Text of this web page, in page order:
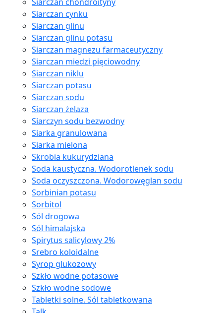
Siarczan cynku
Siarczan glinu
Siarczan glinu potasu
Siarczan magnezu farmaceutyczny
Siarczan miedzi pięciowodny
Siarczan niklu
Siarczan potasu
Siarczan sodu
Siarczan żelaza
Siarczyn sodu bezwodny
Siarka granulowana
Siarka mielona
Skrobia kukurydziana
Soda kaustyczna. Wodorotlenek sodu
Soda oczyszczona. Wodorowęglan sodu
Sorbinian potasu
Sorbitol
Sól drogowa
Sól himalajska
Spirytus salicylowy 2%
Srebro koloidalne
Syrop glukozowy
Szkło wodne potasowe
Szkło wodne sodowe
Tabletki solne. Sól tabletkowana